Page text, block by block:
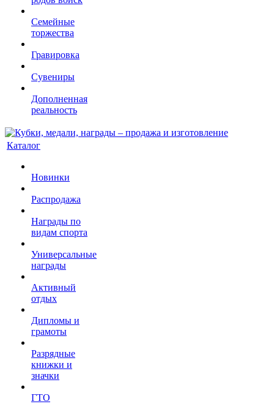
Семейные
торжества
Гравировка
Сувениры
Дополненная
реальность
Каталог
Новинки
Распродажа
Награды по
видам спорта
Универсальные
награды
Активный
отдых
Дипломы и
грамоты
Разрядные
книжки и
значки
ГТО